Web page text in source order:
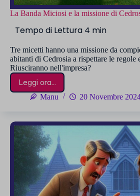
La Banda Miciosi e la missione di
Tre micetti hanno una missione da
abitanti di Cedrosia a rispettare le regole
Riusciranno nell'impresa?
Leggi ora...
La
Banda
la
missione
di
Cedrosia
4.7 (3)
Manu 20 Novembre